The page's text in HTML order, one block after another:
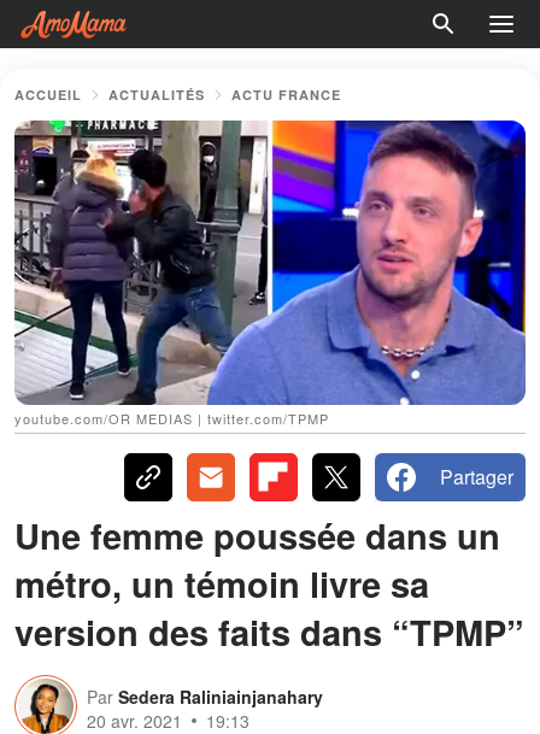
ACCUEIL ACTUALITÉS ACTU FRANCE
youtube.com/OR MEDIAS | twitter.com/TPMP
Partager
Une femme poussée dans un
métro, un témoin livre sa
version des faits dans “TPMP”
Par Sedera Raliniainjanahary
20 avr. 2021
19:13